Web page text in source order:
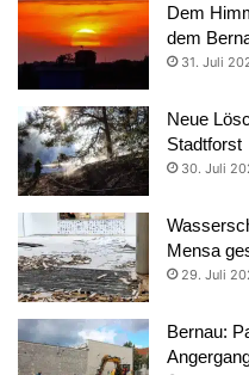
Dem
dem
31. Juli
Neue
Stadtforst
30. Juli
Mensa
29. Juli
Bernau: